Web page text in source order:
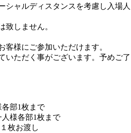
ャルディスタンスを考慮し入場人
しません。
様にご参加いただけます。
ただく事がございます。予めご了
部1枚まで
様各部1枚まで
枚お渡し